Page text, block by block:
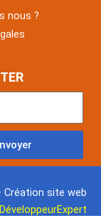
nous ?
site web
DéveloppeurExpert